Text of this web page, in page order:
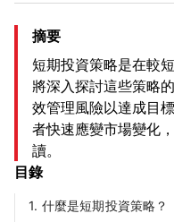
摘要
短期投資策略是在較
將深入探討這些策略
效管理風險以達成目
者快速應變市場變化
讀。
目錄
1. 什麼是短期投資策略？